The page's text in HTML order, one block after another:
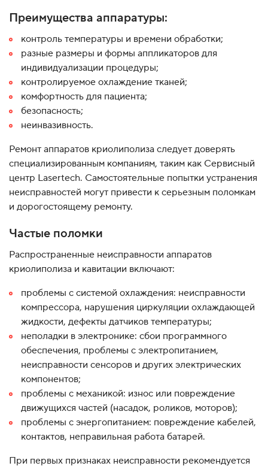
Преимущества аппаратуры:
контроль температуры и времени обработки;
разные размеры и формы аппликаторов для
индивидуализации процедуры;
контролируемое охлаждение тканей;
комфортность для пациента;
безопасность;
неинвазивность.
Ремонт аппаратов криолиполиза следует доверять
специализированным компаниям, таким как Сервисный
центр Lasertech. Самостоятельные попытки устранения
неисправностей могут привести к серьезным поломкам
и дорогостоящему ремонту.
Частые поломки
Распространенные неисправности аппаратов
криолиполиза и кавитации включают:
проблемы с системой охлаждения: неисправности
компрессора, нарушения циркуляции охлаждающей
жидкости, дефекты датчиков температуры;
неполадки в электронике: сбои программного
обеспечения, проблемы с электропитанием,
неисправности сенсоров и других электрических
компонентов;
проблемы с механикой: износ или повреждение
движущихся частей (насадок, роликов, моторов);
проблемы с энергопитанием: повреждение кабелей,
контактов, неправильная работа батарей.
При первых признаках неисправности рекомендуется